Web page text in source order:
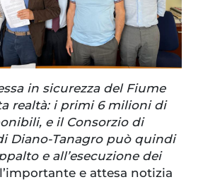
in sicurezza del Fiume
realtà: i primi 6 milioni di
e il Consorzio di
Diano-Tanagro può quindi
e all’esecuzione dei
e attesa notizia